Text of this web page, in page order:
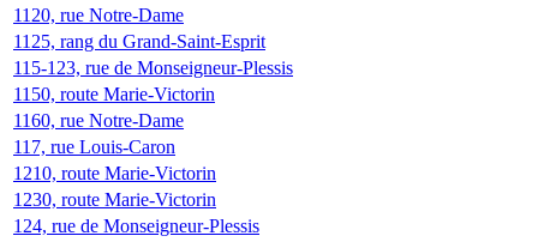
1120, rue Notre-Dame
1125, rang du Grand-Saint-Esprit
115-123, rue de Monseigneur-Plessis
1150, route Marie-Victorin
1160, rue Notre-Dame
117, rue Louis-Caron
1210, route Marie-Victorin
1230, route Marie-Victorin
124, rue de Monseigneur-Plessis